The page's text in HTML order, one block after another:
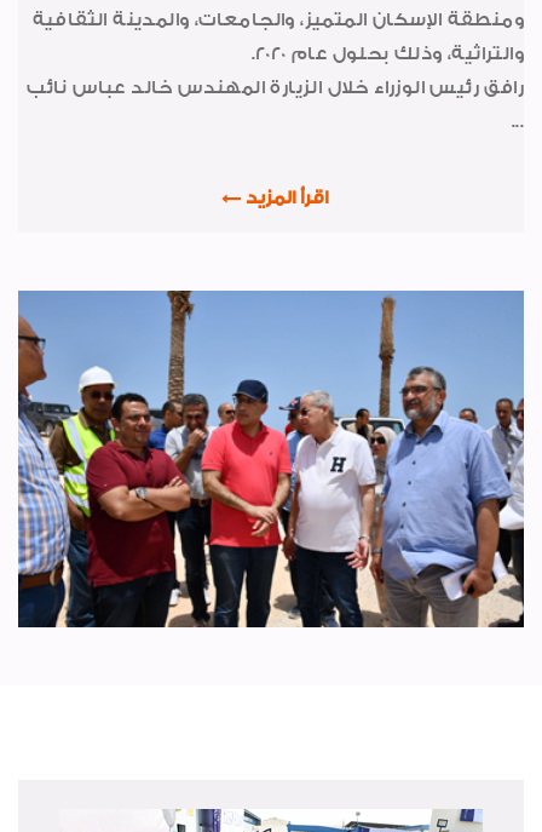
شهادات الجودة
ومنطقة الإسكان المتميز، والجامعات، والمدينة الثقافية
والتراثية، وذلك بحلول عام 2020.
رافق رئيس الوزراء خلال الزيارة المهندس خالد عباس نائب
...
اقرأ المزيد